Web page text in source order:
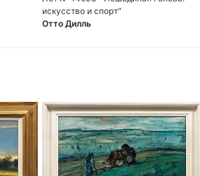
искусство и спорт"
Отто Дилль